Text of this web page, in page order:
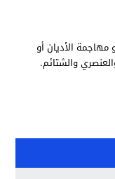
الأديان أو
والشتائم.